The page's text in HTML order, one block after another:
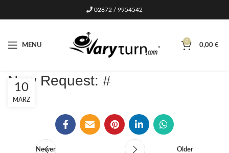
02872 / 9954542
MENU
0
0,00 €
New Request: #
10
MÄRZ
Newer Older